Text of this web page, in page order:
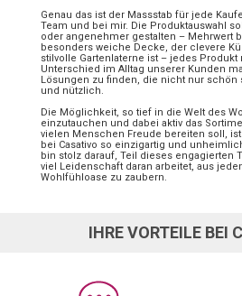
Genau das ist der Massstab für jede
Team und bei mir. Die Produktauswahl
oder angenehmer gestalten – Mehrwert
besonders weiche Decke, der clevere
stilvolle Gartenlaterne ist – jedes
Unterschied im Alltag unserer Kunden
Lösungen zu finden, die nicht nur schön
und nützlich.
Die Möglichkeit, so tief in die Welt des
einzutauchen und dabei aktiv das
vielen Menschen Freude bereiten soll,
bei Casativo so einzigartig und
bin stolz darauf, Teil dieses engagierten
viel Leidenschaft daran arbeitet, aus
Wohlfühloase zu zaubern.
IHRE VORTEILE BEI